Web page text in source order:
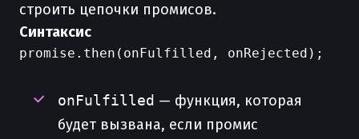
строить цепочки промисов.
Синтаксис
promise.then(onFulfilled, onRejected);
onFulfilled — функция, которая
будет вызвана, если промис